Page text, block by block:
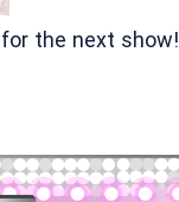
the next show!